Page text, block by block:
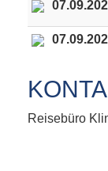
Reisebüro